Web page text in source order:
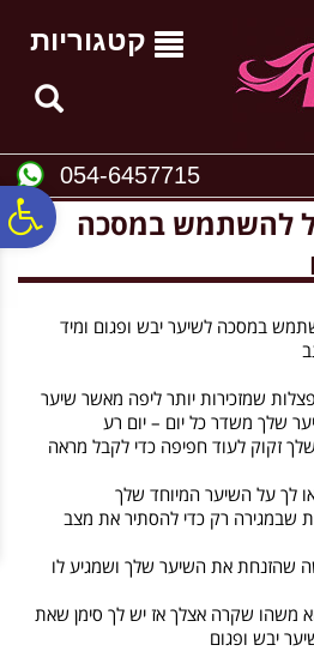
נגישות
קטגוריות
054-6457715
להשתמש במסכה
במסכה לשיער יבש ופגום ומיד
זקוק לעוד חפיפה כדי לקבל מראה
שבמגירה רק כדי להסתיר את מצב
שהזנחת את השיער שלך ושמגיע לו
משהו שקרה אצלך אז יש לך סימן שאת
יבש ופגום